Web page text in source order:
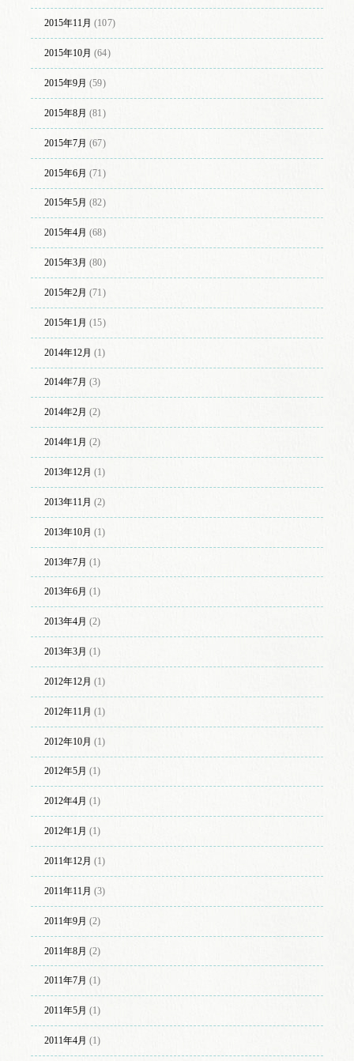
2015年11月 (107)
2015年10月 (64)
2015年9月 (59)
2015年8月 (81)
2015年7月 (67)
2015年6月 (71)
2015年5月 (82)
2015年4月 (68)
2015年3月 (80)
2015年2月 (71)
2015年1月 (15)
2014年12月 (1)
2014年7月 (3)
2014年2月 (2)
2014年1月 (2)
2013年12月 (1)
2013年11月 (2)
2013年10月 (1)
2013年7月 (1)
2013年6月 (1)
2013年4月 (2)
2013年3月 (1)
2012年12月 (1)
2012年11月 (1)
2012年10月 (1)
2012年5月 (1)
2012年4月 (1)
2012年1月 (1)
2011年12月 (1)
2011年11月 (3)
2011年9月 (2)
2011年8月 (2)
2011年7月 (1)
2011年5月 (1)
2011年4月 (1)